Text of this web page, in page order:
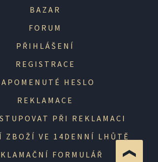
BAZAR
FORUM
PŘIHLÁŠENÍ
REGISTRACE
HESLO
REKLAMACE
PŘI REKLAMACI
ZBOŽÍ VE 14DENNÍ LHŮTĚ
FORMULÁŘ